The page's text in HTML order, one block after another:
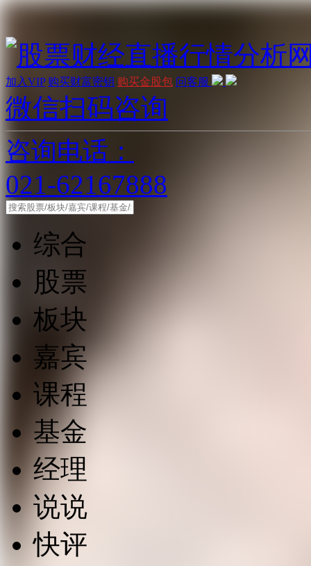
加入VIP 购买财富密钥 购买金股包 问客服
微信扫码咨询
咨询电话：
021-62167888
综合
股票
板块
嘉宾
课程
基金
经理
说说
快评